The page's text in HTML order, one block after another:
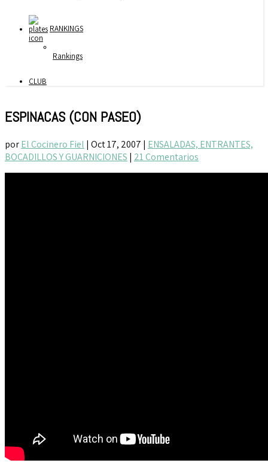
RANKINGS
Rankings
CLUB
ESPINACAS (CON PASEO)
porEl Cocinero Fiel | Oct 17, 2007 | ENSALADAS, ENTRANTES,
BOCADILLOS Y GUARNICIONES | 21 Comentarios